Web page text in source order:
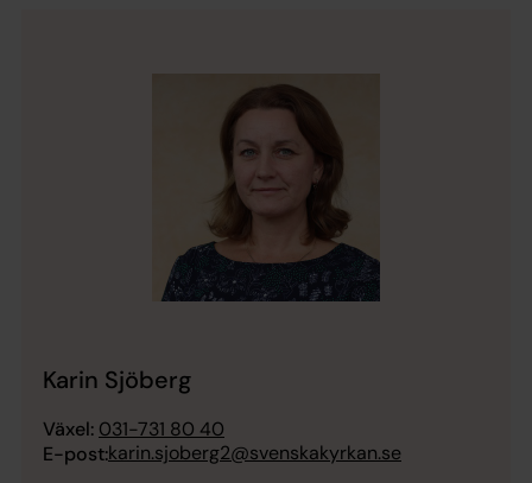
Karin Sjöberg
Växel: 031-731 80 40
E-post:karin.sjoberg2@svenskakyrkan.se